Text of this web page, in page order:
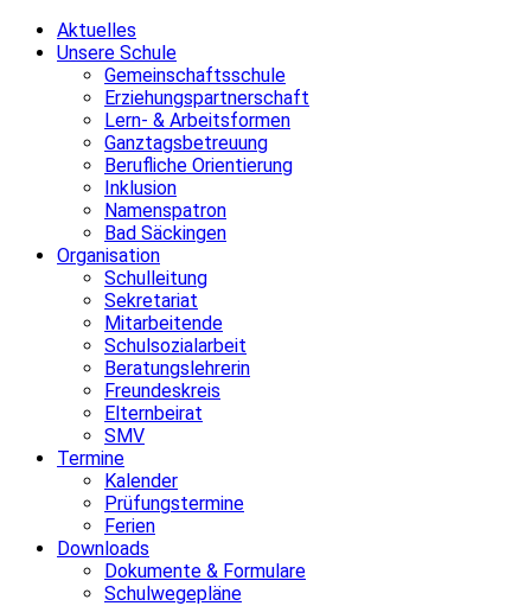
Aktuelles
Unsere Schule
Gemeinschaftsschule
Erziehungspartnerschaft
Lern- & Arbeitsformen
Ganztagsbetreuung
Berufliche Orientierung
Inklusion
Namenspatron
Bad Säckingen
Organisation
Schulleitung
Sekretariat
Mitarbeitende
Schulsozialarbeit
Beratungslehrerin
Freundeskreis
Elternbeirat
SMV
Termine
Kalender
Prüfungstermine
Ferien
Downloads
Dokumente & Formulare
Schulwegepläne